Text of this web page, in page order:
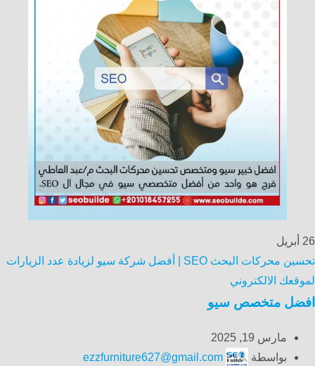
26 أبريل
تحسين محركات البحث SEO | أفضل شركة سيو لزيادة عدد الزيارات
لموقعك الالكتروني
افضل متخصص سيو
مارس 19, 2025
بواسطة
ezzfurniture627@gmail.com